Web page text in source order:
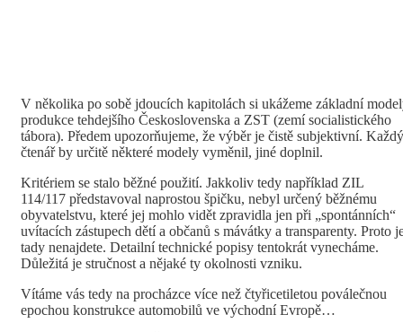
V několika po sobě jdoucích kapitolách si ukážeme základní
produkce tehdejšího Československa a ZST (zemí socialistického
tábora). Předem upozorňujeme, že výběr je čistě subjektivní. Každý
čtenář by určitě některé modely vyměnil, jiné doplnil.
Kritériem se stalo běžné použití. Jakkoliv tedy například ZIL
114/117 představoval naprostou špičku, nebyl určený běžnému
obyvatelstvu, které jej mohlo vidět zpravidla jen při „spontánních“
uvítacích zástupech dětí a občanů s mávátky a transparenty. Proto
tady nenajdete. Detailní technické popisy tentokrát vynecháme.
Důležitá je stručnost a nějaké ty okolnosti vzniku.
Vítáme vás tedy na procházce více než čtyřicetiletou poválečnou
epochou konstrukce automobilů ve východní Evropě…